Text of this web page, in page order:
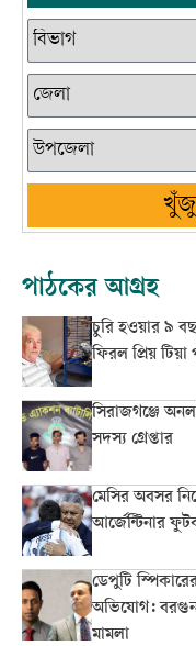
পাঠকের আগ্রহ
চুরি হওয়ার ৯
ফিরল প্রিয় টিয়া
সিরাজগঞ্জে
সদস্য গ্রেপ্তার
মেসির অবসর
আর্জেন্টিনার
ডেপুটি
অভিযোগ:
মামলা